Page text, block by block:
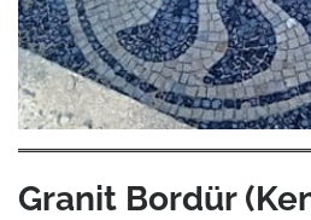
Granit Bordür